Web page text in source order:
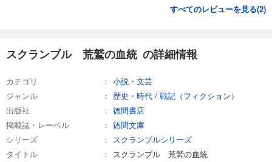
すべてのレビューを見る(2)
スクランブル 荒鷲の血統 の詳細情報
カテゴリ
小説・文芸
ジャンル
歴史・時代 / 戦記（フィクション）
出版社
徳間書店
掲載誌・レーベル
徳間文庫
シリーズ
スクランブルシリーズ
タイトル
スクランブル 荒鷲の血統